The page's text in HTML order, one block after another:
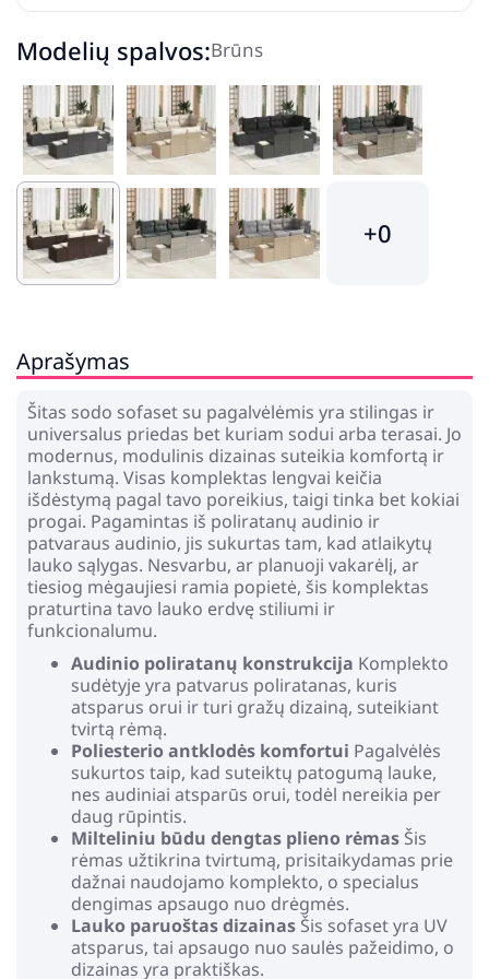
Modelių spalvos:Brūns
+0
Aprašymas
Šitas sodo sofaset su pagalvėlėmis yra stilingas ir
universalus priedas bet kuriam sodui arba terasai. Jo
modernus, modulinis dizainas suteikia komfortą ir
lankstumą. Visas komplektas lengvai keičia
išdėstymą pagal tavo poreikius, taigi tinka bet kokiai
progai. Pagamintas iš poliratanų audinio ir
patvaraus audinio, jis sukurtas tam, kad atlaikytų
lauko sąlygas. Nesvarbu, ar planuoji vakarėlį, ar
tiesiog mėgaujiesi ramia popietė, šis komplektas
praturtina tavo lauko erdvę stiliumi ir
funkcionalumu.
Audinio poliratanų konstrukcija Komplekto
sudėtyje yra patvarus poliratanas, kuris
atsparus orui ir turi gražų dizainą, suteikiant
tvirtą rėmą.
Poliesterio antklodės komfortui Pagalvėlės
sukurtos taip, kad suteiktų patogumą lauke,
nes audiniai atsparūs orui, todėl nereikia per
daug rūpintis.
Milteliniu būdu dengtas plieno rėmas Šis
rėmas užtikrina tvirtumą, prisitaikydamas prie
dažnai naudojamo komplekto, o specialus
dengimas apsaugo nuo drėgmės.
Lauko paruoštas dizainas Šis sofaset yra UV
atsparus, tai apsaugo nuo saulės pažeidimo, o
dizainas yra praktiškas.